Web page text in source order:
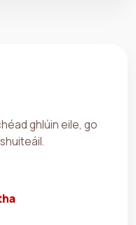
ghlúin eile, go